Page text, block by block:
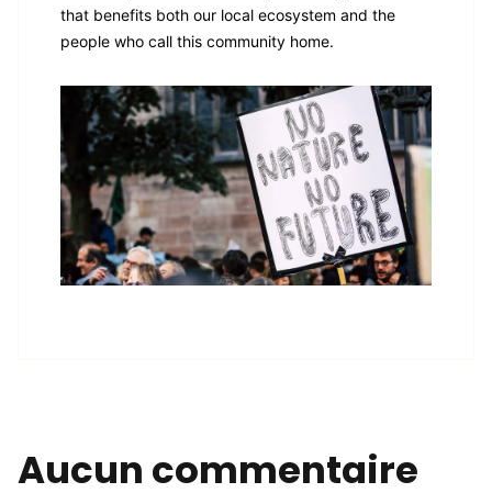
that benefits both our local ecosystem and the
people who call this community home.
Aucun commentaire